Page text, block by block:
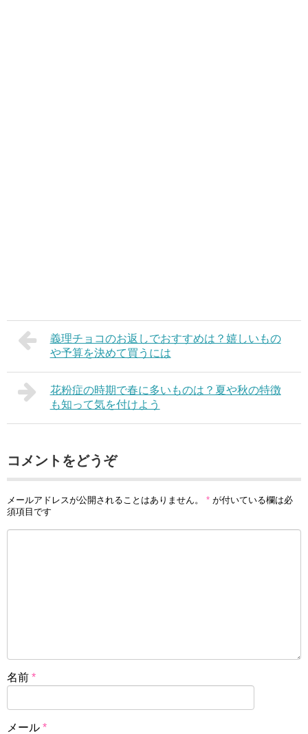
義理チョコのお返しでおすすめは？嬉しいもの
や予算を決めて買うには
花粉症の時期で春に多いものは？夏や秋の特徴
も知って気を付けよう
コメントをどうぞ
メールアドレスが公開されることはありません。 * が付いている欄は必
須項目です
名前 *
メール *